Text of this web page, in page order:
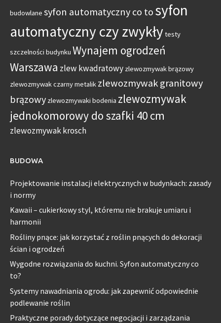
budowlane syfon automatyczny co tosyfon
automatyczny czy zwykłytesty
szczelności budynku Wynajem ogrodzeń
Warszawa zlew kwadratowy zlewozmywak brązowy
zlewozmywak czarny metalik zlewozmywak granitowy
brązowy zlewozmywaki bodenia zlewozmywak
jednokomorowy do szafki 40 cm
zlewozmywak krosch
BUDOWA
Projektowanie instalacji elektrycznych w budynkach: zasady
i normy
Kawaii – cukierkowy styl, któremu nie brakuje umiaru i
harmonii
Rośliny pnące: jak korzystać z roślin pnących do dekoracji
ścian i ogrodzeń
Wygodne rozwiązania do kuchni. Syfon automatyczny co
to?
Systemy nawadniania ogrodu: jak zapewnić odpowiednie
podlewanie roślin
Praktyczne porady dotyczące negocjacji i zarządzania